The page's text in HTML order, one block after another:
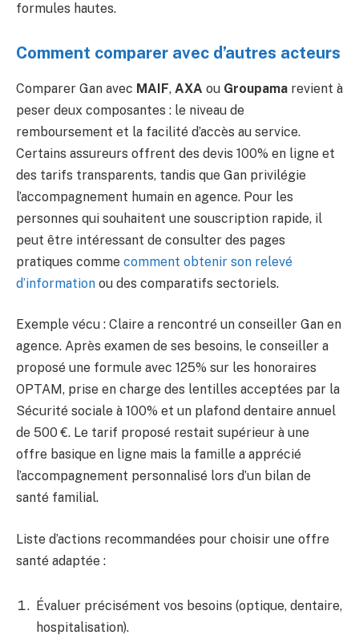
formules hautes.
Comment comparer avec d’autres acteurs
Comparer Gan avec MAIF, AXA ou Groupama revient à
peser deux composantes : le niveau de
remboursement et la facilité d’accès au service.
Certains assureurs offrent des devis 100% en ligne et
des tarifs transparents, tandis que Gan privilégie
l’accompagnement humain en agence. Pour les
personnes qui souhaitent une souscription rapide, il
peut être intéressant de consulter des pages
pratiques comme comment obtenir son relevé
d’information ou des comparatifs sectoriels.
Exemple vécu : Claire a rencontré un conseiller Gan en
agence. Après examen de ses besoins, le conseiller a
proposé une formule avec 125% sur les honoraires
OPTAM, prise en charge des lentilles acceptées par la
Sécurité sociale à 100% et un plafond dentaire annuel
de 500 €. Le tarif proposé restait supérieur à une
offre basique en ligne mais la famille a apprécié
l’accompagnement personnalisé lors d’un bilan de
santé familial.
Liste d’actions recommandées pour choisir une offre
santé adaptée :
Évaluer précisément vos besoins (optique, dentaire,
hospitalisation).